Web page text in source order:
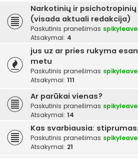
Narkotinių ir
(visada aktuali redakcija)
Paskutinis pranešimas
Atsakymai: 4
jus uz ar pries rukyma
metu
Paskutinis pranešimas
Atsakymai: 111
Ar parūkai vienas?
Paskutinis pranešimas
Atsakymai: 14
Kas svarbiausia:
Paskutinis pranešimas
Atsakymai: 21